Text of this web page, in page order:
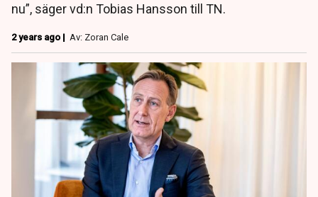
nu”, säger vd:n Tobias Hansson till TN.
2 years ago | Av: Zoran Cale